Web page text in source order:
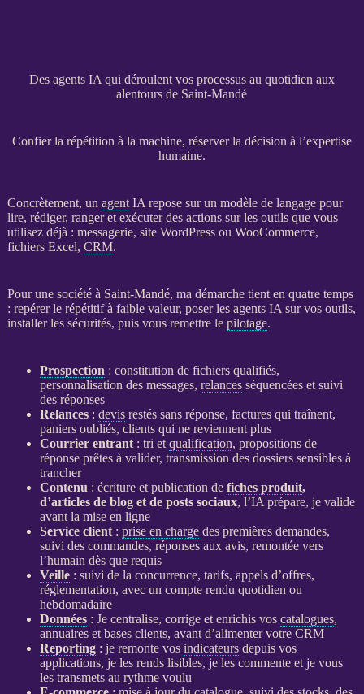
Des agents IA qui déroulent vos processus au quotidien aux
alentours de Saint-Mandé
Confier la répétition à la machine, réserver la décision à l’expertise
humaine.
Concrètement, un agent IA repose sur un modèle de langage pour
lire, rédiger, ranger et exécuter des actions sur les outils que vous
utilisez déjà : messagerie, site WordPressou WooCommerce,
fichiers Excel, CRM.
Pour une société à Saint-Mandé, ma démarche tient en quatre temps
: repérer le répétitif à faible valeur, poser les agents IA sur vos outils,
installer les sécurités, puis vous remettre le pilotage.
Prospection : constitution de fichiers qualifiés,
personnalisation des messages, relancesséquencées et suivi
des réponses
Relances: devisrestés sans réponse, factures qui traînent,
paniers oubliés, clients qui ne reviennent plus
Courrier entrant: tri et qualification, propositions de
réponse prêtes à valider, transmission des dossiers sensibles à
trancher
Contenu : écriture et publication de fiches produit,
d’articles de blog et de posts sociaux, l’IA prépare, je valide
avant la mise en ligne
Service client: prise en chargedes premières demandes,
suivi des commandes, réponses aux avis, remontée vers
l’humain dès que requis
Veille: suivi de la concurrence, tarifs, appels d’offres,
réglementation, avec un compte rendu quotidien ou
hebdomadaire
Données: Je centralise, corrige et enrichis vos catalogues,
annuaires et bases clients, avant d’alimenter votre CRM
Reporting: je remonte vos indicateursdepuis vos
applications, je les rends lisibles, je les commente et je vous
les transmets au rythme voulu